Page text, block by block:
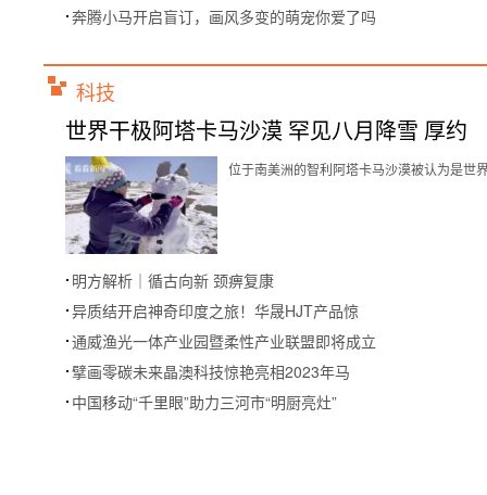
奔腾小马开启盲订，画风多变的萌宠你爱了吗
科技
世界干极阿塔卡马沙漠 罕见八月降雪 厚约
位于南美洲的智利阿塔卡马沙漠被认为是世
明方解析｜循古向新 颈痹复康
异质结开启神奇印度之旅！华晟HJT产品惊
通威渔光一体产业园暨柔性产业联盟即将成立
擘画零碳未来晶澳科技惊艳亮相2023年马
中国移动“千里眼”助力三河市“明厨亮灶”